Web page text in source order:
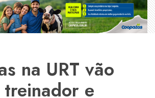
na URT vão
e